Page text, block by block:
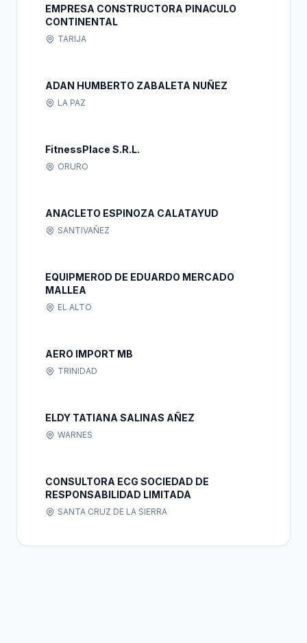
EMPRESA CONSTRUCTORA PINACULO
CONTINENTAL
TARIJA
ADAN HUMBERTO ZABALETA NUÑEZ
LA PAZ
FitnessPlace S.R.L.
ORURO
ANACLETO ESPINOZA CALATAYUD
SANTIVAÑEZ
EQUIPMEROD DE EDUARDO MERCADO
MALLEA
EL ALTO
AERO IMPORT MB
TRINIDAD
ELDY TATIANA SALINAS AÑEZ
WARNES
CONSULTORA ECG SOCIEDAD DE
RESPONSABILIDAD LIMITADA
SANTA CRUZ DE LA SIERRA